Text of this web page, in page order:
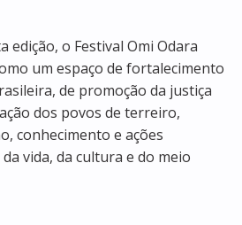
edição, o Festival Omi Odara
um espaço de fortalecimento
de promoção da justiça
dos povos de terreiro,
conhecimento e ações
vida, da cultura e do meio